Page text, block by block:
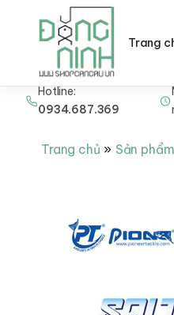
Nhảy Hotline:
0934.687.369
Trang
Trang chủ Sản phẩm